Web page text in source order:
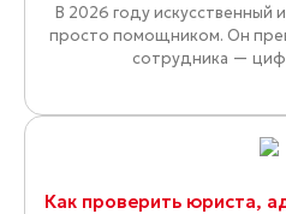
В 2026 году искусственный
просто помощником. Он
сотрудника —
Как проверить юриста,